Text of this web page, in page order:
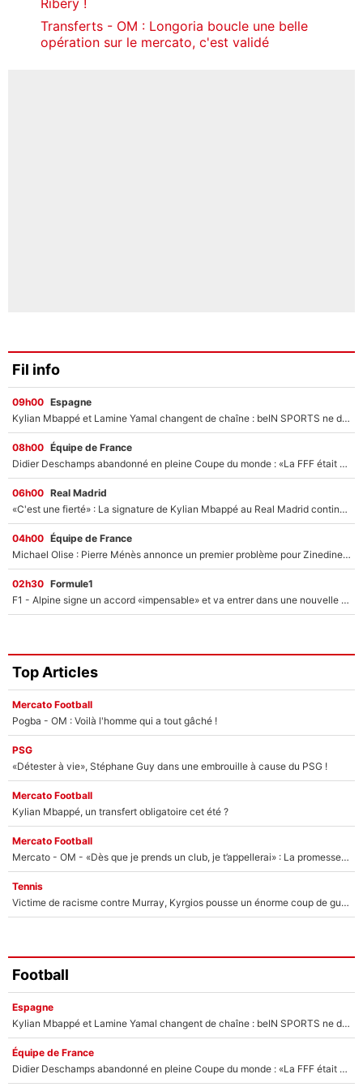
Transferts - OM : Longoria boucle une belle
opération sur le mercato, c'est validé
Fil info
09h00 Espagne
Kylian Mbappé et Lamine Yamal changent de chaîne : beIN SPORTS ne digère pas cette décision historique et prédit un fiasco pour la Liga
08h00 Équipe de France
Didier Deschamps abandonné en pleine Coupe du monde : «La FFF était déjà passée à Zinedine Zidane»
06h00 Real Madrid
«C'est une fierté» : La signature de Kylian Mbappé au Real Madrid continue de régaler l'Espagne
04h00 Équipe de France
Michael Olise : Pierre Ménès annonce un premier problème pour Zinedine Zidane en équipe de France
02h30 Formule1
F1 - Alpine signe un accord «impensable» et va entrer dans une nouvelle dimension : Grande nouvelle pour Pierre Gasly !
Top Articles
Mercato Football
Pogba - OM : Voilà l'homme qui a tout gâché !
PSG
«Détester à vie», Stéphane Guy dans une embrouille à cause du PSG !
Mercato Football
Kylian Mbappé, un transfert obligatoire cet été ?
Mercato Football
Mercato - OM - «Dès que je prends un club, je t’appellerai» : La promesse de Marcelino au moment de claquer la porte
Tennis
Victime de racisme contre Murray, Kyrgios pousse un énorme coup de gueule !
Football
Espagne
Kylian Mbappé et Lamine Yamal changent de chaîne : beIN SPORTS ne digère pas cette décision historique et prédit un fiasco pour la Liga
Équipe de France
Didier Deschamps abandonné en pleine Coupe du monde : «La FFF était déjà passée à Zinedine Zidane»